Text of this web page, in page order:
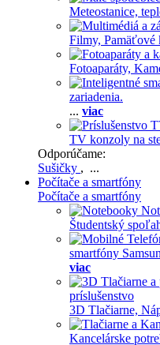
Meteostanice,
Filmy, Pamäťové
Fotoaparáty,
zariadenia.
... viac
TV konzoly na
Odporúčame:
Sušičky , ...
Počítače a smartfóny
Počítače a smartfóny
Študentský
smartfóny
viac
príslušenstvo
3D Tlačiarne,
Kancelárske